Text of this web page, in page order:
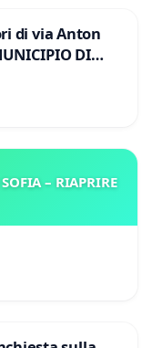
di via Anton
DI
– RIAPRIRE